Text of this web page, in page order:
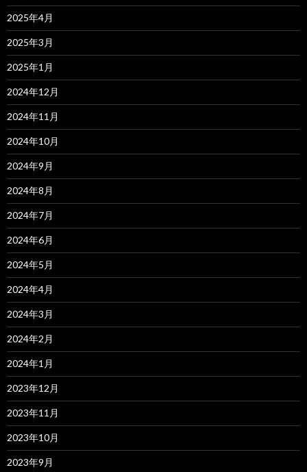
2025年4月
2025年3月
2025年1月
2024年12月
2024年11月
2024年10月
2024年9月
2024年8月
2024年7月
2024年6月
2024年5月
2024年4月
2024年3月
2024年2月
2024年1月
2023年12月
2023年11月
2023年10月
2023年9月